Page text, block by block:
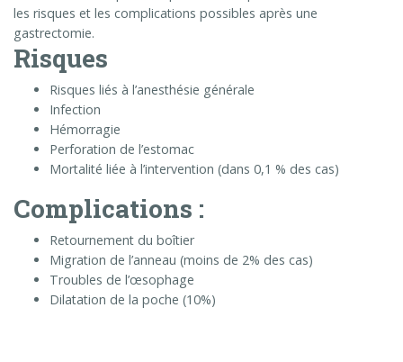
les risques et les complications possibles après une
gastrectomie.
Risques
Risques liés à l’anesthésie générale
Infection
Hémorragie
Perforation de l’estomac
Mortalité liée à l’intervention (dans 0,1 % des cas)
Complications :
Retournement du boîtier
Migration de l’anneau (moins de 2% des cas)
Troubles de l’œsophage
Dilatation de la poche (10%)